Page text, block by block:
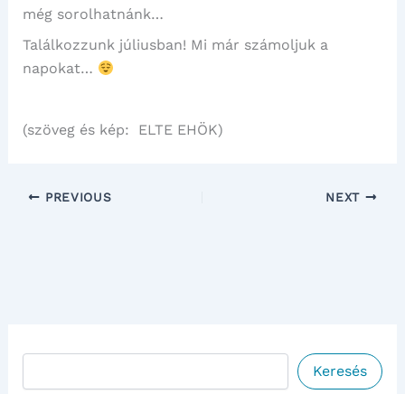
még sorolhatnánk…
Találkozzunk júliusban! Mi már számoljuk a
napokat…
(szöveg és kép: ELTE EHÖK)
PREVIOUS NEXT
Keresés